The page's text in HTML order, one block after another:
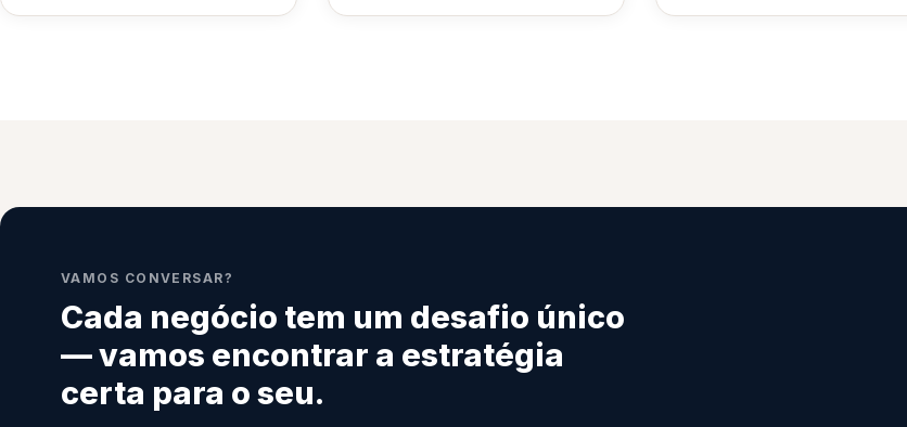
VAMOS CONVERSAR?
Cada negócio tem um desafio único
— vamos encontrar a estratégia
certa para o seu.